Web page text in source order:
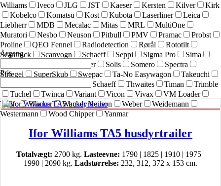
Williams
Iveco JLG JST Kaeser Kersten Kilver
Kirk
Kobelco
Komatsu Kost Kubota Laserliner
Leica
Liebherr
MDB Mecalac Mitas MRL
MultiOne
Muratori
Nesbo Neuson Pitbull PMV Pramac
Probst
Proline
QEO Fennel Radiodetection Rørål
Rototilt
Scantruck
Scanvogn Schaeff Seppi Sigma Pro
Sima
sneskraber Solis Somero
Spectra
Striegel
SuperSkub Swepac Ta-No Easywagon
Takeuchi
Terex Schaeff Thwaites Timan
Trimble
Tuchel
Twinca Variant Vicon Vivax
VM Loader
Volvo
Wacker Wacker Neuson Weber
Weidemann
Westermann
Wood Chipper Yanmar
Årgang
Pris
Ifor Williams TA5 husdyrtrailer
Totalvægt: 2700 kg. Lasteevne: 1790 | 1825 | 1910 | 1975 |
1990 | 2090 kg. Ladstørrelse: 232, 312, 372 x 153 cm.